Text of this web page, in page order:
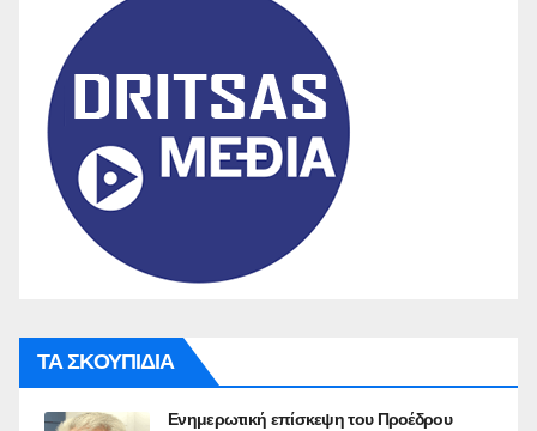
ΤΑ ΣΚΟΥΠΙΔΙΑ
Ενημερωτική επίσκεψη του Προέδρου